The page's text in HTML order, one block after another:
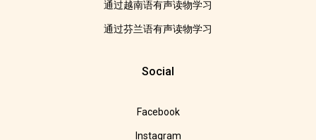
通过越南语有声读物学习
通过芬兰语有声读物学习
Social
Facebook
Instagram